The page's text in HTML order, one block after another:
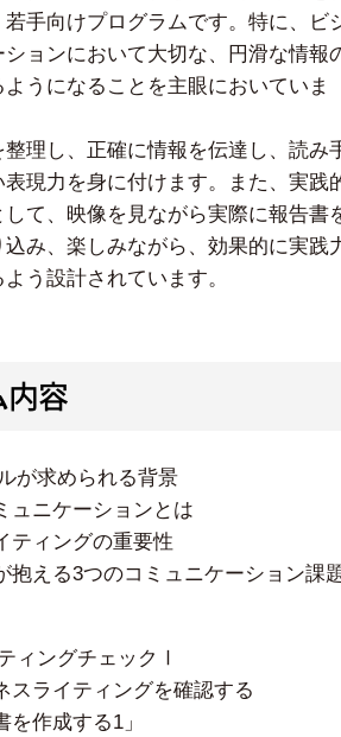
手向けプログラムです。特に、ビ
ョンにおいて大切な、円滑な情報
うになることを主眼においていま
理し、正確に情報を伝達し、読み
現力を身に付けます。また、実践
て、映像を見ながら実際に報告書
み、楽しみながら、効果的に実践
う設計されています。
内容
が求められる背景
ニケーションとは
ィングの重要性
える3つのコミュニケーション課
ィングチェックⅠ
ライティングを確認する
作成する1」